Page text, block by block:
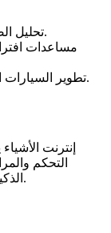
تحليل الصور الطبية لتشخيص الأمراض بدقة عالية.
مساعدات
تطوير السيارات الذاتية القيادة لتعزيز السلامة على الطرق.
إنترنت
التحكم
الذكية، والصناعات لتحسين الكفاءة وتقليل التكاليف.